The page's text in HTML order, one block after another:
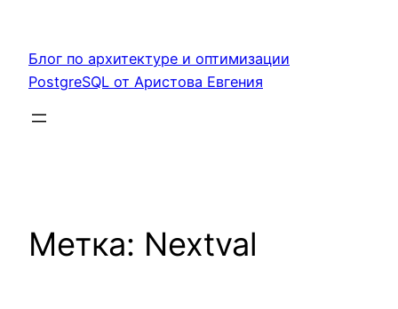
содержимому
Блог по архитектуре и оптимизации
PostgreSQL от Аристова Евгения
Метка: Nextval